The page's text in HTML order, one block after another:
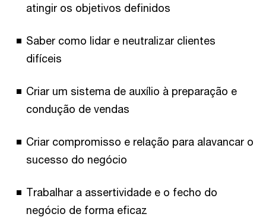
atingir os objetivos definidos
Saber como lidar e neutralizar clientes
difíceis
Criar um sistema de auxílio à preparação e
condução de vendas
Criar compromisso e relação para alavancar o
sucesso do negócio
Trabalhar a assertividade e o fecho do
negócio de forma eficaz